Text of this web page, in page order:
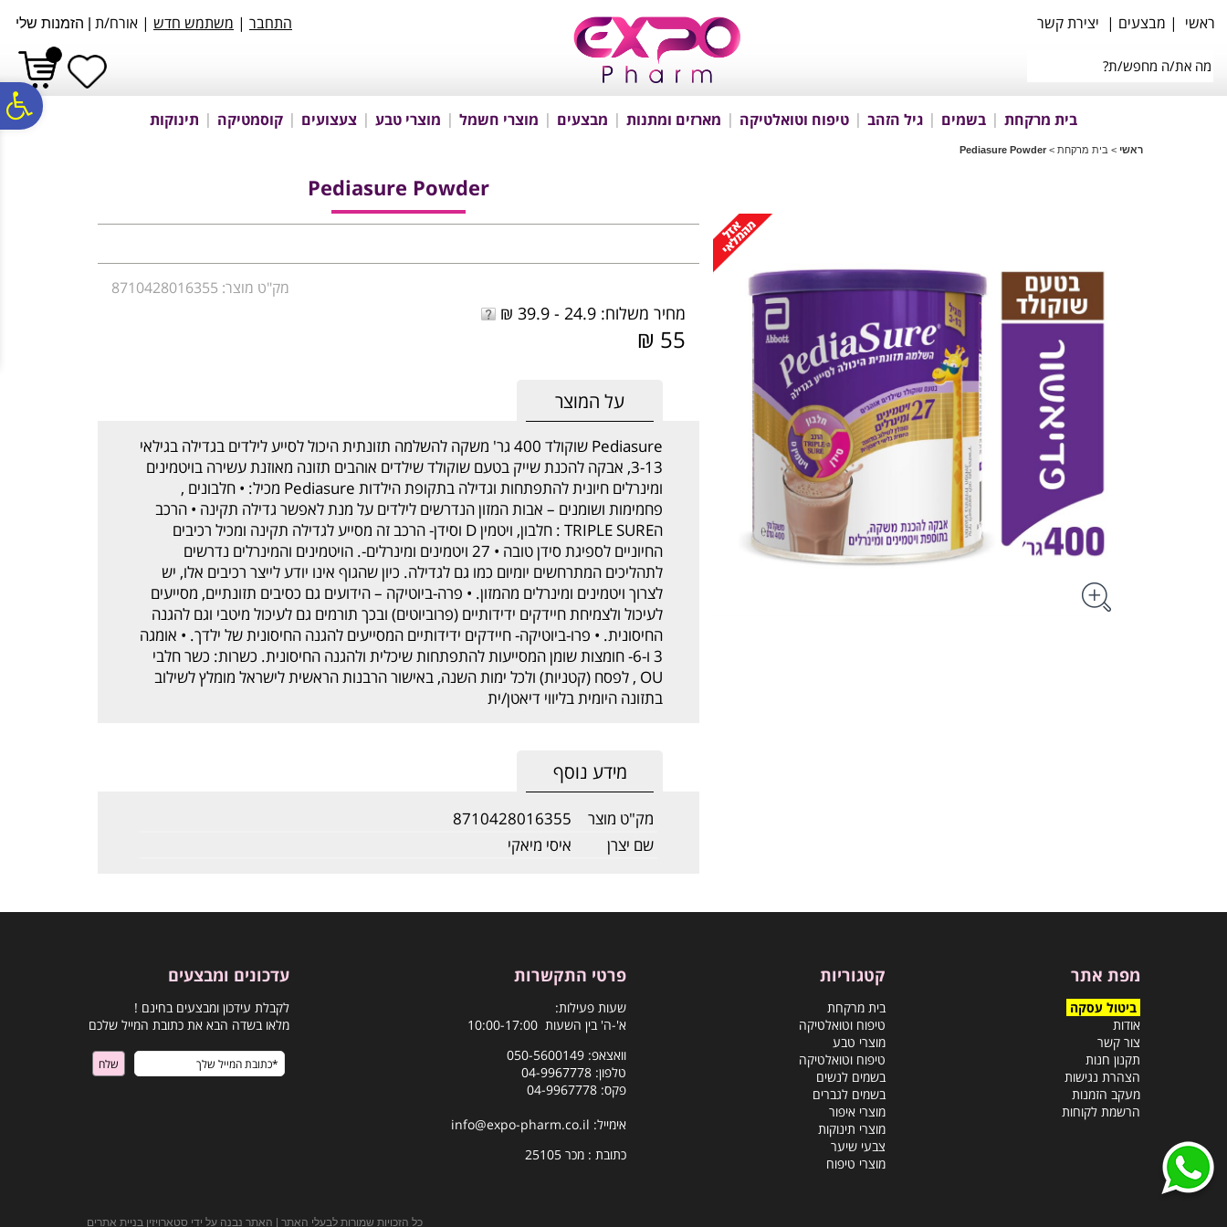
נגישות
אתר
המרכזי
ראשי | מבצעים | יצירת קשר התחבר | משתמש חדש | אורח/ת הזמנות שלי
בית מרקחת בשמים גיל הזהב טיפוח וטואלטיקה מארזים ומתנות מבצעים מוצרי חשמל מוצרי טבע צעצועים קוסמטיקה תינוקות
ראשי > בית מרקחת >
Pediasure Powder
Pediasure Powder
מק"ט מוצר: 8710428016355
מחיר משלוח: 24.9 - 39.9 ₪
55 ₪
על המוצר
Pediasure שוקולד 400 גר' משקה להשלמה תזונתית היכול לסייע לילדים בגדילה בגילאי
3-13, אבקה להכנת שייק בטעם שוקולד שילדים אוהבים תזונה מאוזנת עשירה בויטמינים
ומינרלים חיונית להתפתחות וגדילה בתקופת הילדות Pediasure מכיל: • חלבונים ,
פחמימות ושומנים – אבות המזון הנדרשים לילדים על מנת לאפשר גדילה תקינה • הרכב
הTRIPLE SURE : חלבון, ויטמין D וסידן- הרכב זה מסייע לגדילה תקינה ומכיל רכיבים
החיוניים לספיגת סידן טובה • 27 ויטמינים ומינרלים-. הויטמינים והמינרלים נדרשים
לתהליכים המתרחשים יומיום כמו גם לגדילה. כיון שהגוף אינו יודע לייצר רכיבים אלו, יש
לצרוך ויטמינים ומינרלים מהמזון. • פרה-ביוטיקה – הידועים גם כסיבים תזונתיים, מסייעים
לעיכול ולצמיחת חיידקים ידידותיים (פרוביוטים) ובכך תורמים גם לעיכול מיטבי וגם להגנה
החיסונית. • פרו-ביוטיקה- חיידקים ידידותיים המסייעים להגנה החיסונית של ילדך. • אומגה
3 ו-6- חומצות שומן המסייעות להתפתחות שיכלית ולהגנה החיסונית. כשרות: כשר חלבי
OU , לפסח (קטניות) ולכל ימות השנה, באישור הרבנות הראשית לישראל מומלץ לשילוב
בתזונה היומית בליווי דיאטן/ית
מידע נוסף
מק"ט מוצר
8710428016355
שם יצרן
איסי מיאקי
מפת אתר
ביטול עסקה
אודות
צור קשר
תקנון חנות
הצהרת נגישות
מעקב הזמנות
הרשמת לקוחות
קטגוריות
בית מרקחת
טיפוח וטואלטיקה
מוצרי טבע
טיפוח וטואלטיקה
בשמים לנשים
בשמים לגברים
מוצרי איפור
מוצרי תינוקות
צבעי שיער
מוצרי טיפוח
פרטי התקשרות
שעות פעילות:
א'-ה' בין השעות 10:00-17:00
וואצאפ: 050-5600149
טלפון: 04-9967778
פקס: 04-9967778
אימייל: info@expo-pharm.co.il
כתובת : מכר 25105
עדכונים ומבצעים
לקבלת עידכון ומבצעים בחינם !
מלאו בשדה הבא את כתובת המייל שלכם
כל הזכויות שמורות לבעלי האתר | האתר נבנה על ידי סטארויזין בניית אתרים